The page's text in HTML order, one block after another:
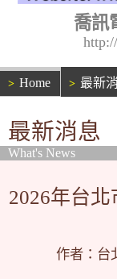
喬訊
Home 最新
最新消息
What's News
2026年台
作者：台